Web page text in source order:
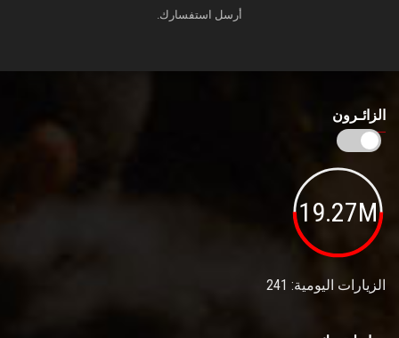
أرسل استفسارك.
الزائـرون
19.27M
الزيارات اليومية: 241